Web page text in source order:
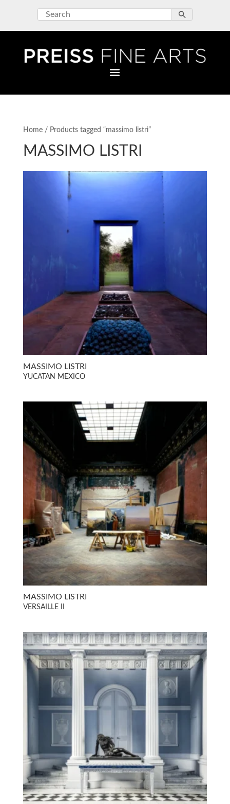
Home/ Products tagged “massimo listri”
MASSIMO LISTRI
MASSIMO LISTRI
YUCATAN MEXICO
MASSIMO LISTRI
VERSAILLE II